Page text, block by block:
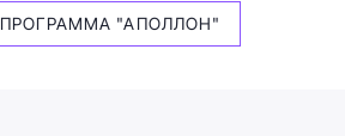
ПРОГРАММА "АПОЛЛОН"